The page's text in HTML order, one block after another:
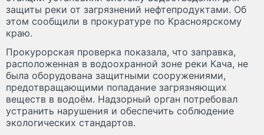
защиты реки от загрязнений нефтепродуктами. Об
этом сообщили в прокуратуре по Красноярскому
краю.
Прокурорская проверка показала, что заправка,
расположенная в водоохранной зоне реки Кача, не
была оборудована защитными сооружениями,
предотвращающими попадание загрязняющих
веществ в водоём. Надзорный орган потребовал
устранить нарушения и обеспечить соблюдение
экологических стандартов.